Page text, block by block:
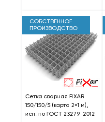
СОБСТВЕННОЕ
ПРОИЗВОДСТВО
Сетка сварная FIXAR
150/150/5 (карта 2×1 м),
исп. по ГОСТ 23279-2012